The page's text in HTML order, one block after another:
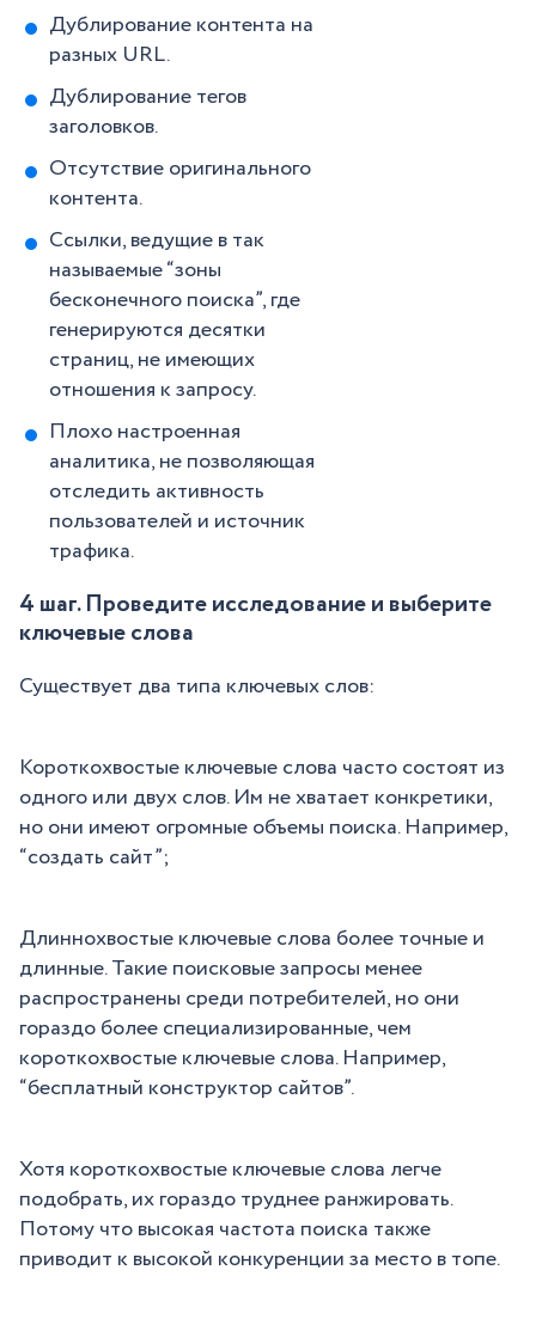
Дублирование контента на
разных URL.
Дублирование тегов
заголовков.
Отсутствие оригинального
контента.
Ссылки, ведущие в так
называемые “зоны
бесконечного поиска”, где
генерируются десятки
страниц, не имеющих
отношения к запросу.
Плохо настроенная
аналитика, не позволяющая
отследить активность
пользователей и источник
трафика.
4 шаг. Проведите исследование и выберите
ключевые слова
Существует два типа ключевых слов:
Короткохвостые ключевые слова часто состоят из
одного или двух слов. Им не хватает конкретики,
но они имеют огромные объемы поиска. Например,
“создать сайт”;
Длиннохвостые ключевые слова более точные и
длинные. Такие поисковые запросы менее
распространены среди потребителей, но они
гораздо более специализированные, чем
короткохвостые ключевые слова. Например,
“бесплатный конструктор сайтов”.
Хотя короткохвостые ключевые слова легче
подобрать, их гораздо труднее ранжировать.
Потому что высокая частота поиска также
приводит к высокой конкуренции за место в топе.